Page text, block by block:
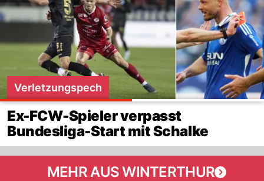
Verletzungspech
Ex-FCW-Spieler verpasst
Bundesliga-Start mit Schalke
MEHR AUS WINTERTHUR